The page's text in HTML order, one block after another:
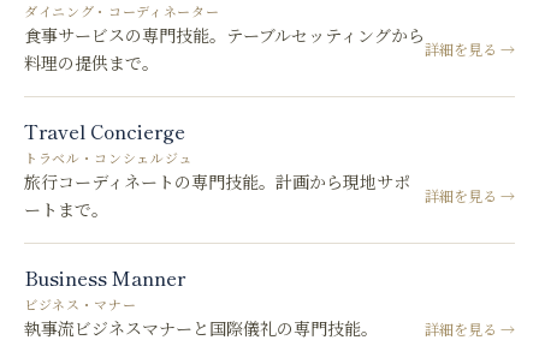
ダイニング・コーディネーター
食事サービスの専門技能。テーブルセッティングから
料理の提供まで。
詳細を見る →
Travel Concierge
トラベル・コンシェルジュ
旅行コーディネートの専門技能。計画から現地サポ
ートまで。
詳細を見る →
Business Manner
ビジネス・マナー
執事流ビジネスマナーと国際儀礼の専門技能。 詳細を見る →